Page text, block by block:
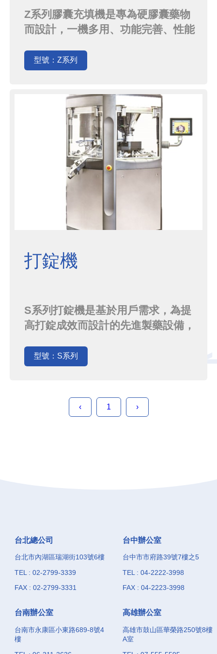
Z系列膠囊充填機是專為硬膠囊藥物
而設計，一機多用、功能完善、性能
同類別的藥物充填，其獨特的設計可
以完成在同粒膠囊中進行不同藥物的
案，進行隔離的製程。
型號：Z系列
打錠機
S系列打錠機是基於用戶需求，為提
高打錠成效而設計的先進製藥設備，
以便捷的人機介面、控制靈活性和自
動化程度高廣受客戶好評。可同時提
戶提供多樣化的錠型選擇。S250可
搭配OEB4級方案，進行隔離的製
型號：S系列
‹ 1 ›
台北總公司
台北市內湖區瑞湖街103號6樓
TEL : 02-2799-3339
FAX : 02-2799-3331
台中辦公室
台中市市府路39號7樓之5
TEL : 04-2222-3998
FAX : 04-2223-3998
台南辦公室
台南市永康區小東路689-8號4
樓
高雄辦公室
高雄市鼓山區華榮路250號8樓
A室